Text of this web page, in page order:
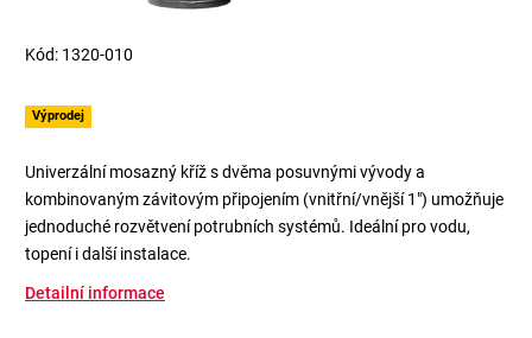
Kód: 1320-010
Výprodej
Univerzální mosazný kříž s dvěma posuvnými vývody a
kombinovaným závitovým připojením (vnitřní/vnější 1") umožňuje
jednoduché rozvětvení potrubních systémů. Ideální pro vodu,
topení i další instalace.
Detailní informace